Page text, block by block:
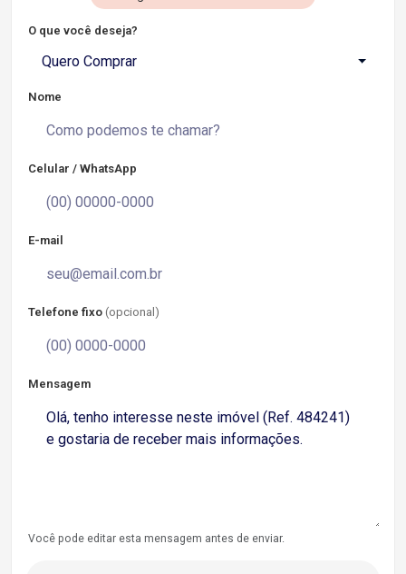
O que você deseja?
Quero Comprar
Nome
Celular / WhatsApp
E-mail
Telefone fixo (opcional)
Mensagem
Você pode editar esta mensagem antes de enviar.